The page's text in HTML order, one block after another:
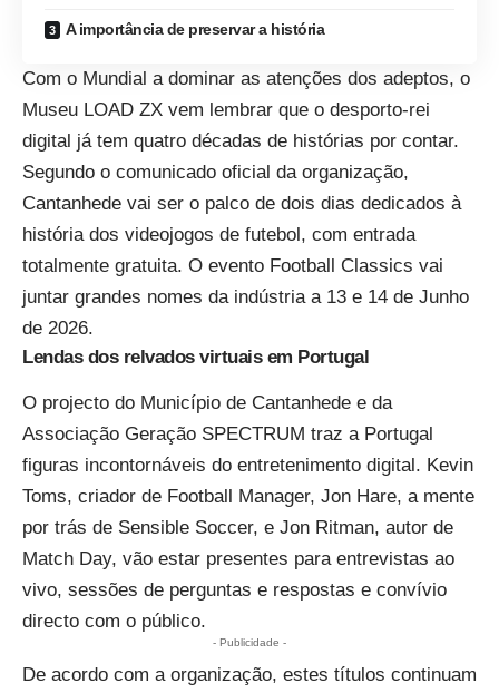
A importância de preservar a história
Com o Mundial a dominar as atenções dos adeptos, o
Museu LOAD ZX vem lembrar que o desporto-rei
digital já tem quatro décadas de histórias por contar.
Segundo o comunicado oficial da organização,
Cantanhede vai ser o palco de dois dias dedicados à
história dos videojogos de futebol, com entrada
totalmente gratuita. O evento Football Classics vai
juntar grandes nomes da indústria a 13 e 14 de Junho
de 2026.
Lendas dos relvados virtuais em Portugal
O projecto do Município de Cantanhede e da
Associação Geração SPECTRUM traz a Portugal
figuras incontornáveis do entretenimento digital. Kevin
Toms, criador de Football Manager, Jon Hare, a mente
por trás de Sensible Soccer, e Jon Ritman, autor de
Match Day, vão estar presentes para entrevistas ao
vivo, sessões de perguntas e respostas e convívio
directo com o público.
- Publicidade -
De acordo com a organização, estes títulos continuam